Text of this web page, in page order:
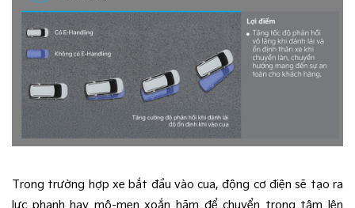
Trong trường hợp xe bắt đầu vào cua, động cơ điện sẽ tạo ra
lực phanh hay mô-men xoắn hãm để chuyển trọng tâm lên